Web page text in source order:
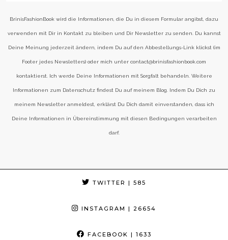
BrinisFashionBook wird die Informationen, die Du in diesem Formular angibst, dazu
verwenden mit Dir in Kontakt zu bleiben und Dir Newsletter zu senden. Du kannst
Deine Meinung jederzeit ändern, indem Du auf den Abbestellungs-Link klickst (im
Footer jedes Newsletters) oder mich unter contact@brinisfashionbook.com
kontaktierst. Ich werde Deine Informationen mit Sorgfalt behandeln. Weitere
Informationen zum Datenschutz findest Du auf meinem Blog. Indem Du Dich zu
meinem Newsletter anmeldest, erklärst Du Dich damit einverstanden, dass ich
Deine Informationen in Übereinstimmung mit diesen Bedingungen verarbeiten
darf.
TWITTER | 585
INSTAGRAM | 26654
FACEBOOK | 1633